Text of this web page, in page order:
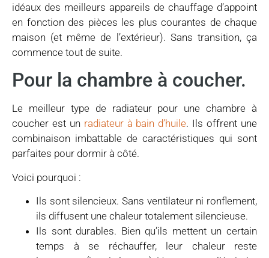
idéaux des meilleurs appareils de chauffage d’appoint
en fonction des pièces les plus courantes de chaque
maison (et même de l’extérieur). Sans transition, ça
commence tout de suite.
Pour la chambre à coucher.
Le meilleur type de radiateur pour une chambre à
coucher est un radiateur à bain d’huile. Ils offrent une
combinaison imbattable de caractéristiques qui sont
parfaites pour dormir à côté.
Voici pourquoi :
Ils sont silencieux. Sans ventilateur ni ronflement,
ils diffusent une chaleur totalement silencieuse.
Ils sont durables. Bien qu’ils mettent un certain
temps à se réchauffer, leur chaleur reste